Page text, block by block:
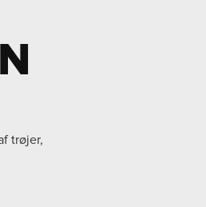
trøjer,